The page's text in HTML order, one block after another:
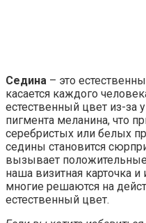
Седина – это
касается каждого
естественный цвет из-за
пигмента меланина, что
серебристых или белых
седины становится
вызывает
наша визитная карточка
многие решаются на
естественный цвет.